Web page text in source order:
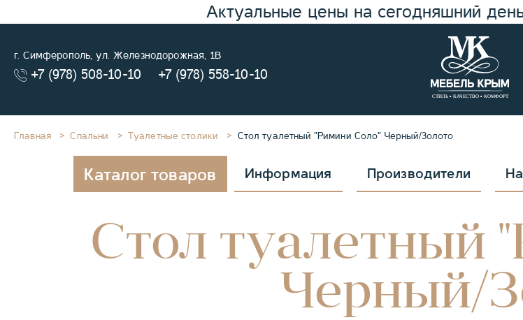
Актуальные цены на сегодняшний
г. Симферополь, ул. Железнодорожная, 1В
+7 (978) 508-10-10 +7 (978) 558-10-10
Главная Спальни Туалетные столики Стол туалетный "Римини Соло" Черный/Золото
Каталог товаров Информация Производители
Стол туалетный
Черный/